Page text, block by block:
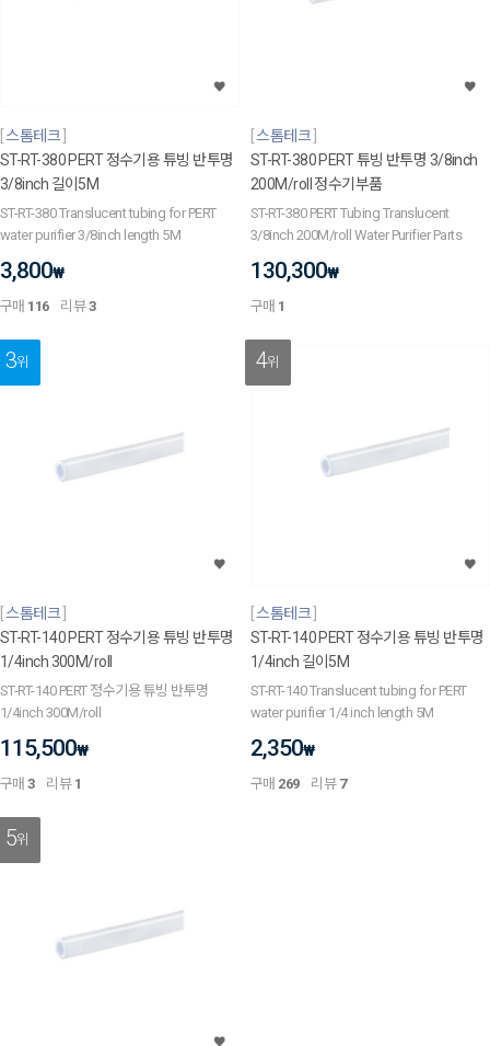
스톰테크
ST-RT-380 PERT 정수기용 튜빙 반투명
3/8inch 길이5M
ST-RT-380 Translucent tubing for PERT
water purifier 3/8inch length 5M
3,800₩
구매 116 리뷰3
스톰테크
ST-RT-380 PERT 튜빙 반투명 3/8inch
200M/roll 정수기부품
ST-RT-380 PERT Tubing Translucent
3/8inch 200M/roll Water Purifier Parts
130,300₩
구매 1
3위
스톰테크
ST-RT-140 PERT 정수기용 튜빙 반투명
1/4inch 300M/roll
ST-RT-140 PERT 정수기용 튜빙 반투명
1/4inch 300M/roll
115,500₩
구매3 리뷰 1
4위
스톰테크
ST-RT-140 PERT 정수기용 튜빙 반투명
1/4inch 길이5M
ST-RT-140 Translucent tubing for PERT
water purifier 1/4 inch length 5M
2,350₩
구매 269 리뷰 7
5위